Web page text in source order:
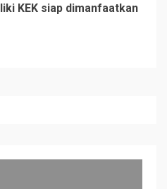
KEK siap dimanfaatkan